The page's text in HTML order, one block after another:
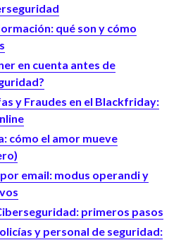
qué son y cómo
en cuenta antes de
y Fraudes en el Blackfriday:
cómo el amor mueve
email: modus operandi y
primeros pasos
y personal de seguridad: